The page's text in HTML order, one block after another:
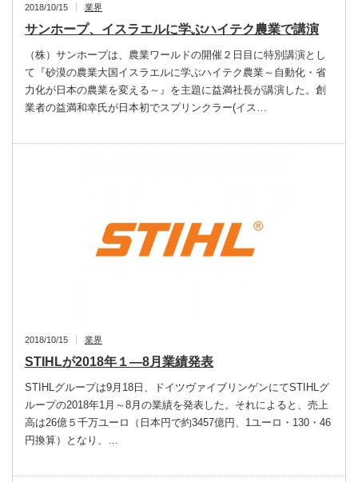
2018/10/15 業界
サンホープ、イスラエルに学ぶハイテク農業で講演
（株）サンホープは、農業ワールドの開催２日目に特別講演とし
て『砂漠の農業大国イスラエルに学ぶハイテク農業～自動化・省
力化が日本の農業を変える～』を主題に益満社長が講演した。創
業者の益満和幸氏が日本初でスプリンクラー(イス…
2018/10/15 業界
STIHLが2018年１―8月業績発表
STIHLグループは9月18日、ドイツヴァイブリンゲンにてSTIHLグ
ループの2018年1月～8月の業績を発表した。それによると、売上
高は26億５千万ユーロ（日本円で約3457億円、1ユーロ・130・46
円換算）となり、…